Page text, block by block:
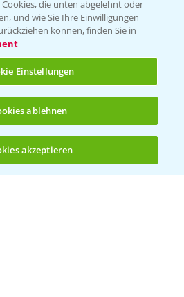
- Fungizidstrategien
(noch 4)
die unten abgelehnt oder
und wie Sie Ihre Einwilligungen
können, finden Sie in
Einstellungen
ablehnen
akzeptieren